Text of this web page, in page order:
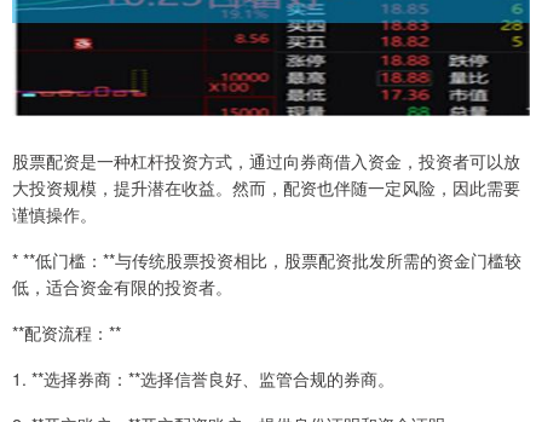
股票配资是一种杠杆投资方式，通过向券商借入资金，投资者可以放
大投资规模，提升潜在收益。然而，配资也伴随一定风险，因此需要
谨慎操作。
* **低门槛：**与传统股票投资相比，股票配资批发所需的资金门槛较
低，适合资金有限的投资者。
**配资流程：**
1. **选择券商：**选择信誉良好、监管合规的券商。